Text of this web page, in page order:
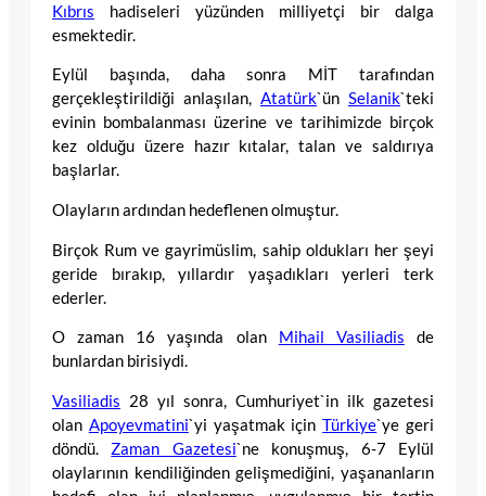
Kıbrıs hadiseleri yüzünden milliyetçi bir dalga
esmektedir.
Eylül başında, daha sonra MİT tarafından
gerçekleştirildiği anlaşılan, Atatürk`ün Selanik`teki
evinin bombalanması üzerine ve tarihimizde birçok
kez olduğu üzere hazır kıtalar, talan ve saldırıya
başlarlar.
Olayların ardından hedeflenen olmuştur.
Birçok Rum ve gayrimüslim, sahip oldukları her şeyi
geride bırakıp, yıllardır yaşadıkları yerleri terk
ederler.
O zaman 16 yaşında olan Mihail Vasiliadis de
bunlardan birisiydi.
Vasiliadis 28 yıl sonra, Cumhuriyet`in ilk gazetesi
olan Apoyevmatini`yi yaşatmak içinTürkiye`ye geri
döndü. Zaman Gazetesi`ne konuşmuş, 6-7 Eylül
olaylarının kendiliğinden gelişmediğini, yaşananların